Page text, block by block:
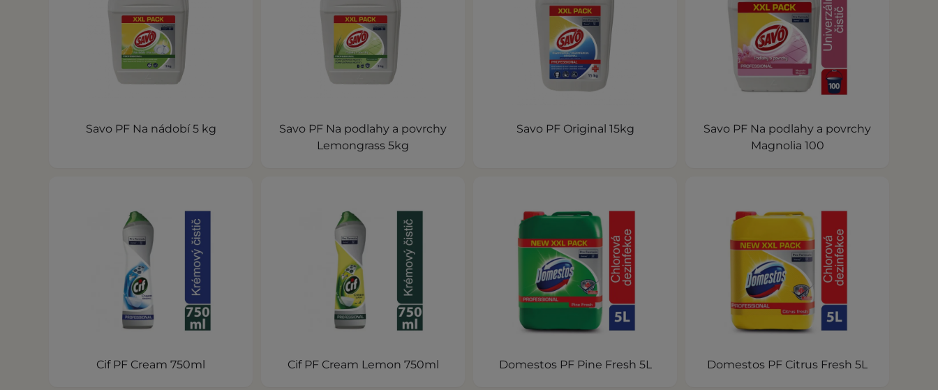
Savo PF Na nádobí 5 kg
Savo PF Na podlahy a povrchy
Lemongrass 5kg
Savo PF Original 15kg
Savo PF Na podlahy a povrchy
Magnolia 100
Cif PF Cream 750ml Cif PF Cream Lemon 750ml Domestos PF Pine Fresh 5L Domestos PF Citrus Fresh 5L